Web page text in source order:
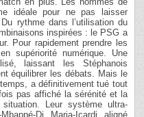
idéale pour ne pas laisser
rythme dans l’utilisation du
inspirées : le PSG a
Pour rapidement prendre les
supériorité numérique. Une
laissant les Stéphanois
équilibrer les débats. Mais le
a définitivement tué tout
pas affiché la sérénité et la
Leur système ultra-
Di Maria-Icardi aligné